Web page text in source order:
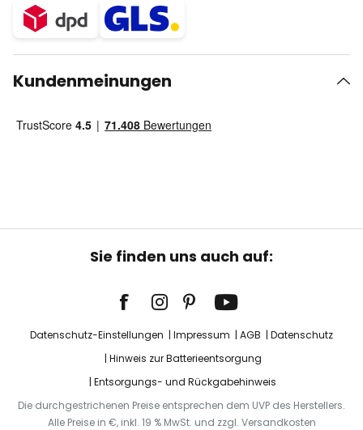
Kundenmeinungen
Sie finden uns auch auf:
Datenschutz-Einstellungen Impressum AGB
Datenschutz
Hinweis zur Batterieentsorgung
Entsorgungs- und Rückgabehinweis
Die durchgestrichenen Preise entsprechen dem UVP des Herstellers.
Alle Preise in €, inkl. 19 % MwSt. und zzgl. Versandkosten